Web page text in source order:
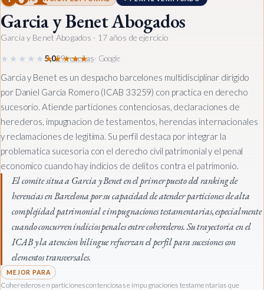
Garcia y Benet Abogados
Garcia y Benet Abogados · 17 años de ejercicio
★★★★★★★★★★
5,029 reseñas· Google
Garcia y Benet es un despacho barcelones multidisciplinar dirigido
por Daniel Garcia Romero (ICAB 33259) con practica en derecho
sucesorio. Atiende particiones contenciosas, declaraciones de
herederos, impugnacion de testamentos, herencias internacionales
y reclamaciones de legitima. Su perfil destaca por integrar la
problematica sucesoria con el derecho civil patrimonial y el penal
economico cuando hay indicios de delitos contra el patrimonio.
El comite situa a Garcia y Benet en el primer puesto del ranking de
herencias en Barcelona por su capacidad de atender particiones de alta
complejidad patrimonial e impugnaciones testamentarias, especialmente
cuando concurren indicios penales entre coherederos. Su trayectoria en el
ICAB y la atencion bilingue refuerzan el perfil para sucesiones con
elementos transversales.
Coherederos en particiones contenciosas e impugnaciones testamentarias que